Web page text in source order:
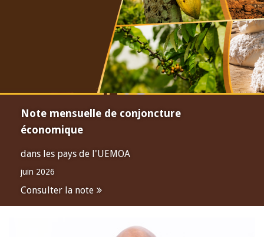
Note mensuelle de conjoncture
économique
dans les pays de l'UEMOA
juin 2026
Consulter la note